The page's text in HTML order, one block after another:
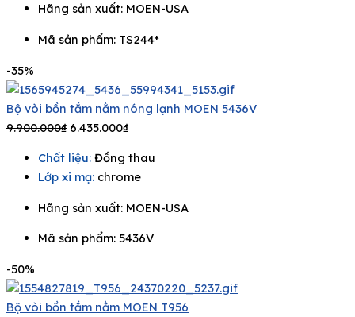
Hãng sản xuất: MOEN-USA
Mã sản phẩm: TS244*
-35%
Bộ vòi bồn tắm nằm nóng lạnh MOEN 5436V
9.900.000₫ 6.435.000₫
Chất liệu: Đồng thau
Lớp xi mạ: chrome
Hãng sản xuất: MOEN-USA
Mã sản phẩm: 5436V
-50%
Bộ vòi bồn tắm nằm MOEN T956